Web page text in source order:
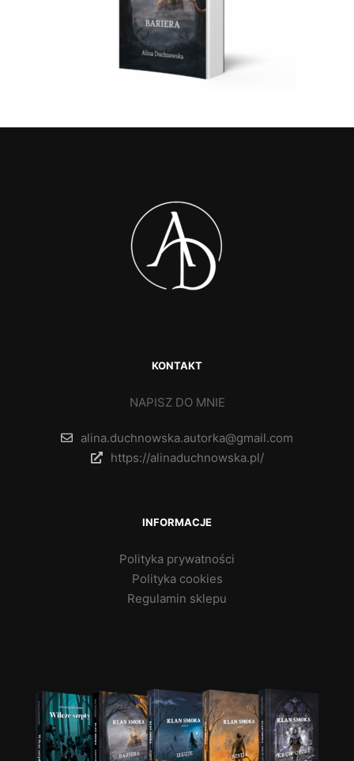
KONTAKT
NAPISZ DO MNIE
alina.duchnowska.autorka@gmail.com
https://alinaduchnowska.pl/
INFORMACJE
Polityka prywatności
Polityka cookies
Regulamin sklepu